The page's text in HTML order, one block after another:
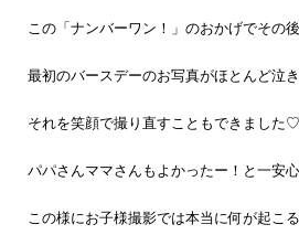
この「ナンバーワン！」のおかげでその
最初のバースデーのお写真がほとんど泣
それを笑顔で撮り直すこともできました♡
パパさんママさんもよかったー！と一安心
この様にお子様撮影では本当に何が起こ